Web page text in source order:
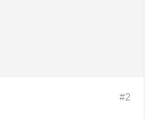
#2